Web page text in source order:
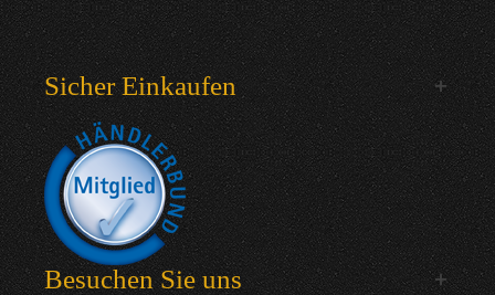
Sicher Einkaufen
Besuchen Sie uns